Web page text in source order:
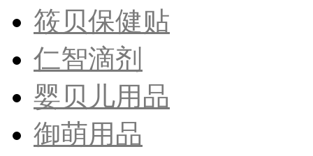
筱贝保健贴
​仁智滴剂
婴贝儿用品
御萌用品